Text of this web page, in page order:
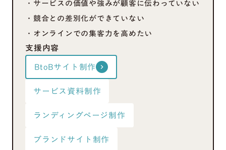
・サービスの価値や強みが顧客に伝わっていない
・競合との差別化ができていない
・オンラインでの集客力を高めたい
支援内容
BtoBサイト制作
keyboard_arrow_right
サービス資料制作
ランディングページ制作
ブランドサイト制作